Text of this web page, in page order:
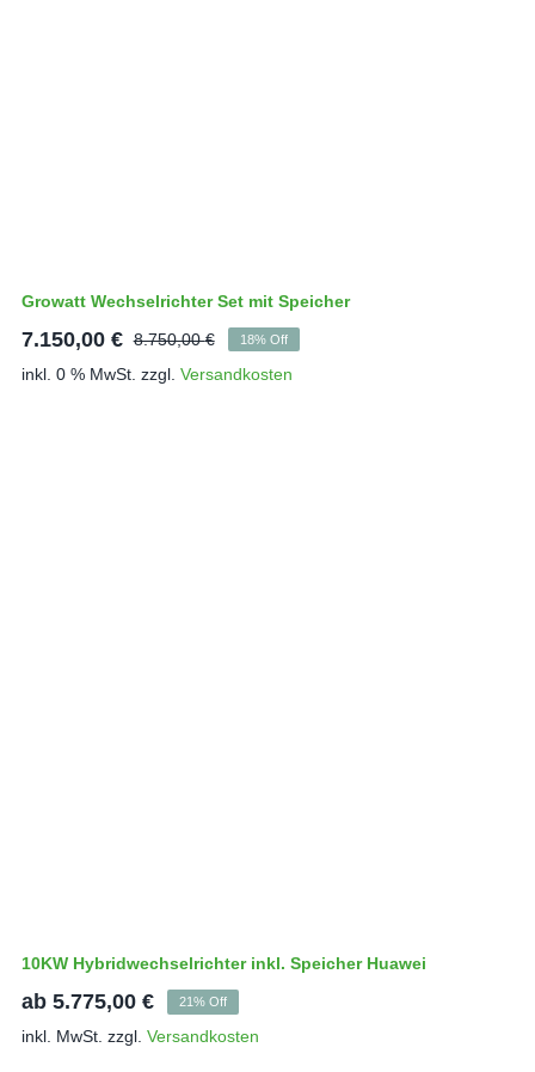
Growatt Wechselrichter Set mit Speicher
8.750,00€
Ursprünglicher
Preis
7.150,00 €
Aktueller
Preis
18% Off
inkl. 0 % MwSt. zzgl. Versandkosten
10KW Hybridwechselrichter inkl. Speicher Huawei
ab 5.775,00 € 21% Off
inkl. MwSt. zzgl. Versandkosten